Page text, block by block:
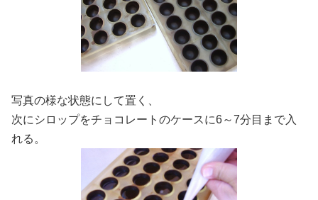
写真の様な状態にして置く、
次にシロップをチョコレートのケースに6～7分目まで入
れる。